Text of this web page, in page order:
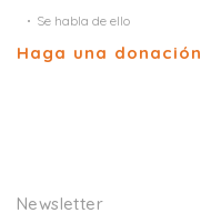
Se habla de ello
Haga una donación
Newsletter